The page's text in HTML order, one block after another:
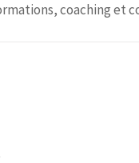
coaching et